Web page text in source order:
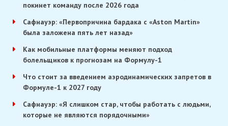
покинет команду после 2026 года
Сафнауэр: «Первопричина бардака с «Aston Martin»
была заложена пять лет назад»
Как мобильные платформы меняют подход
болельщиков к прогнозам на Формулу-1
Что стоит за введением аэродинамических запретов в
Формуле-1 к 2027 году
Сафнауэр: «Я слишком стар, чтобы работать с людьми,
которые не являются порядочными»